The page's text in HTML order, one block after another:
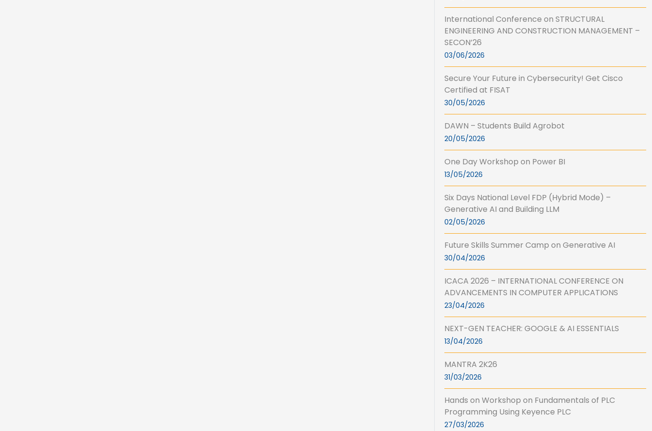
International Conference on STRUCTURAL
ENGINEERING AND CONSTRUCTION MANAGEMENT –
SECON’26
03/06/2026
Secure Your Future in Cybersecurity! Get Cisco
Certified at FISAT
30/05/2026
DAWN – Students Build Agrobot
20/05/2026
One Day Workshop on Power BI
13/05/2026
Six Days National Level FDP (Hybrid Mode) –
Generative AI and Building LLM
02/05/2026
Future Skills Summer Camp on Generative AI
30/04/2026
ICACA 2026 – INTERNATIONAL CONFERENCE ON
ADVANCEMENTS IN COMPUTER APPLICATIONS
23/04/2026
NEXT-GEN TEACHER: GOOGLE & AI ESSENTIALS
13/04/2026
MANTRA 2K26
31/03/2026
Hands on Workshop on Fundamentals of PLC
Programming Using Keyence PLC
27/03/2026